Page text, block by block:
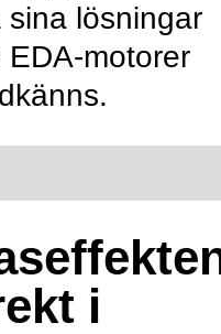
lösningar
motorer
i